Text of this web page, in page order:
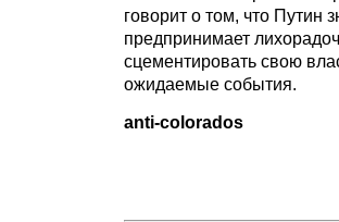
говорит о том, что Путин
предпринимает
сцементировать свою
ожидаемые события.
anti-colorados